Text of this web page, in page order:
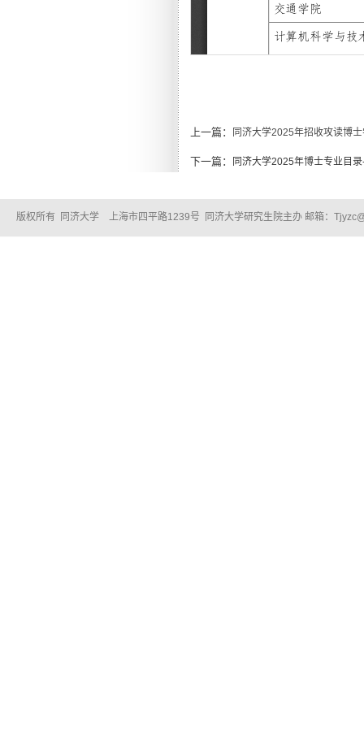
上一篇： 同济大学2025年招收攻读博
下一篇： 同济大学2025年博士专业目
版权所有 同济大学 上海市四平路1239号 同济大学研究生院主办 邮箱：